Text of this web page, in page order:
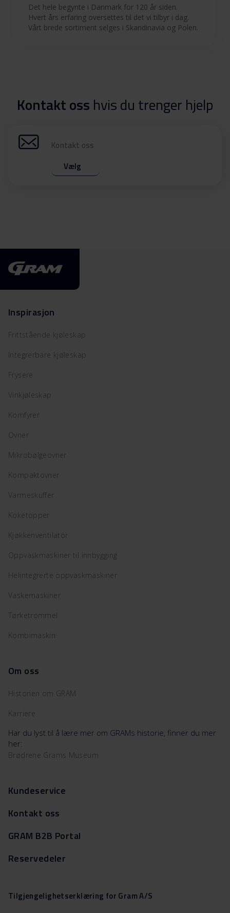
Det hele begynte i Danmark for 120 år siden.
Hvert års erfaring oversettes til det vi tilbyr i dag.
Vårt brede sortiment selges i Skandinavia og Polen.
Kontakt oss hvis du trenger hjelp
Kontakt oss
Vælg
Inspirasjon
Frittstående kjøleskap
Integrerbare kjøleskap
Frysere
Vinkjøleskap
Komfyrer
Ovner
Mikrobølgeovner
Kompaktovner
Varmeskuffer
Koketopper
Kjøkkenventilator
Oppvaskmaskiner til innbygging
Helintegrerte oppvaskmaskiner
Vaskemaskiner
Tørketrommel
Kombimaskin
Om oss
Historien om GRAM
Karriere
Har du lyst til å lære mer om GRAMs historie, finner du mer
her:
Brødrene Grams Museum
Kundeservice
Kontakt oss
GRAM B2B Portal
Reservedeler
Tilgjengelighetserklæring for Gram A/S